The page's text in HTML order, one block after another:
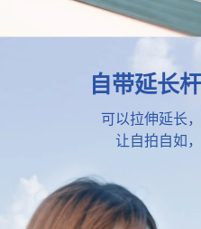
自带延长
可以拉伸延长
让自拍自如